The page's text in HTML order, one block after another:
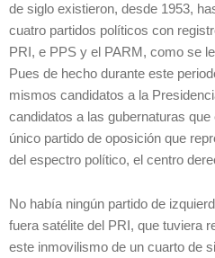
de siglo existieron, desde 1953,
cuatro partidos políticos con
PRI, e PPS y el PARM, como se
Pues de hecho durante este
mismos candidatos a la
candidatos a las gubernaturas
único partido de oposición que
del espectro político, el centro
No había ningún partido de
fuera satélite del PRI, que tuviera
este inmovilismo de un cuarto de